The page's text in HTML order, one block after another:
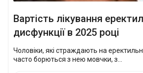
Вартість лікування
дисфункції в 2025 році
Чоловіки, які страждають на
часто борються з нею мовчки, з...